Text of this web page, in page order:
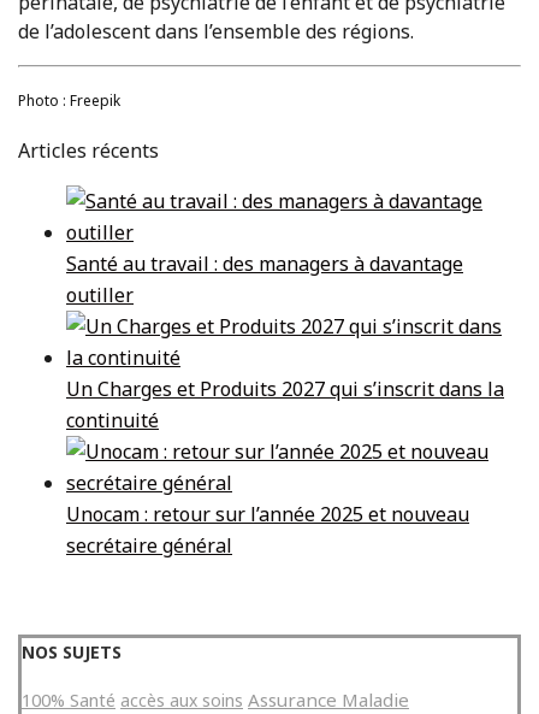
de l’adolescent dans l’ensemble des régions.
Photo : Freepik
Articles récents
Santé au travail : des managers à davantage
outiller
Un Charges et Produits 2027 qui s’inscrit dans la
continuité
Unocam : retour sur l’année 2025 et nouveau
secrétaire général
NOS SUJETS
100% Santé accès aux soins Assurance Maladie